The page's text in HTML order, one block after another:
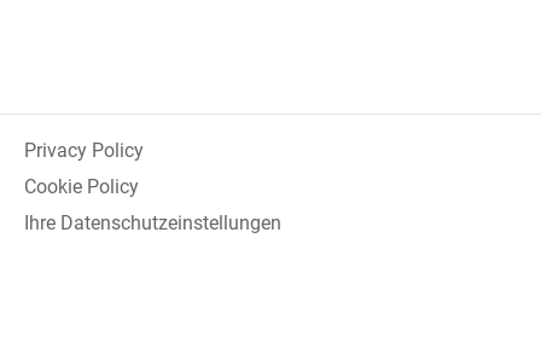
Privacy Policy
Cookie Policy
Ihre Datenschutzeinstellungen